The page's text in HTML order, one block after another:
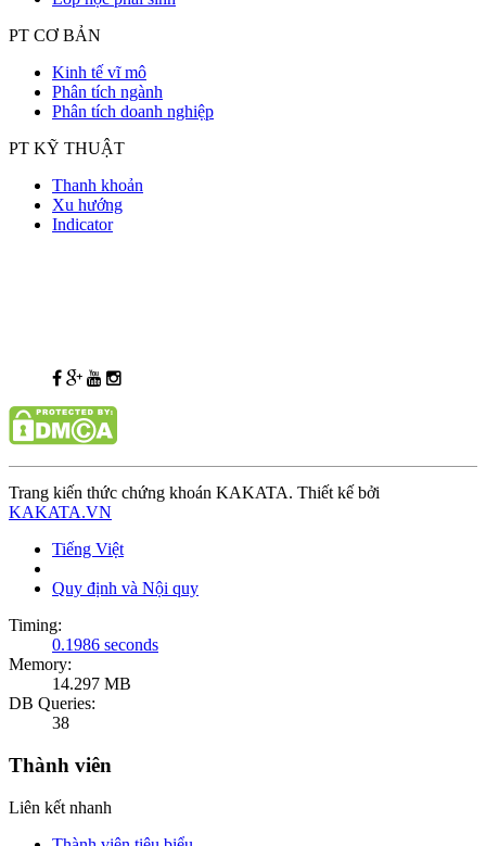
PT CƠ BẢN
Kinh tế vĩ mô
Phân tích ngành
Phân tích doanh nghiệp
PT KỸ THUẬT
Thanh khoản
Xu hướng
Indicator
Trang kiến thức chứng khoán KAKATA. Thiết kế bởi
KAKATA.VN
Tiếng Việt
Quy định và Nội quy
Timing:
0.1986 seconds
Memory:
14.297 MB
DB Queries:
38
Thành viên
Liên kết nhanh